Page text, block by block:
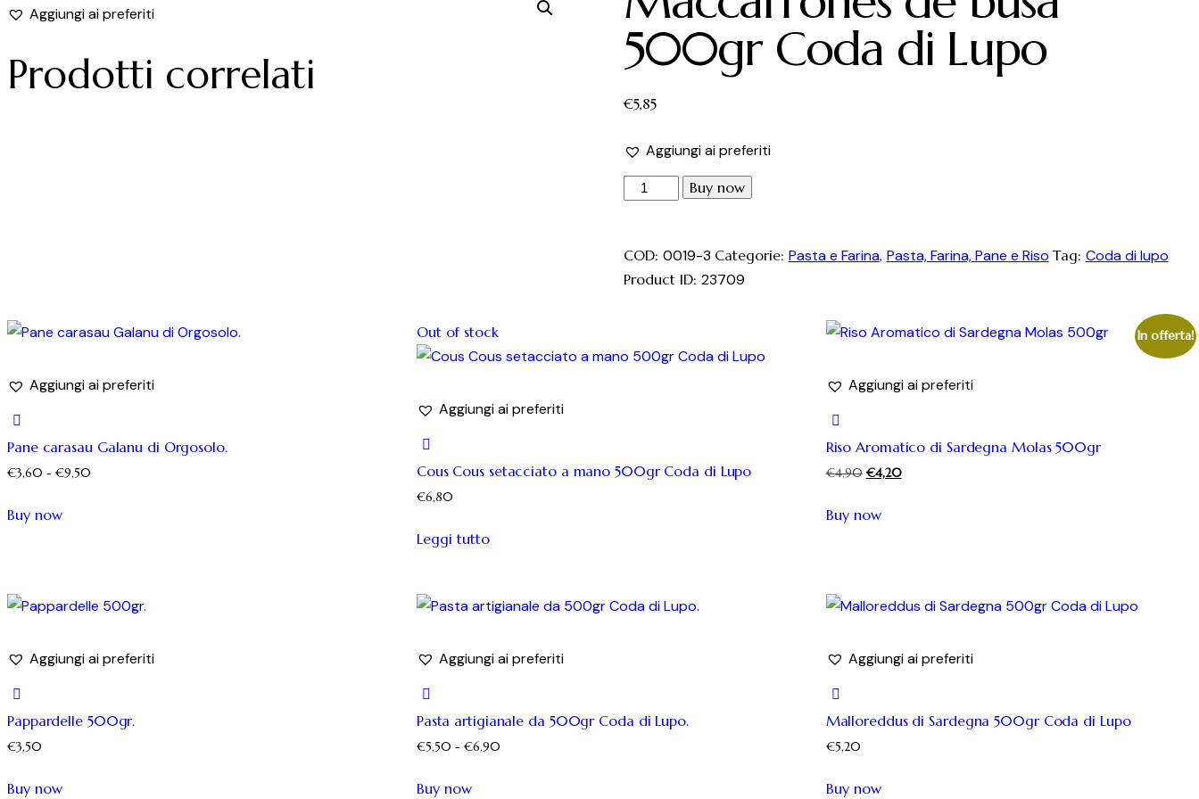
Aggiungi ai preferiti
500gr Coda di Lupo
€5,85
Aggiungi ai preferiti
Buy now
COD: 0019-3 Categorie: Pasta e Farina, Pasta, Farina, Pane e Riso Tag: Coda di lupo
Product ID: 23709
Prodotti correlati
Aggiungi ai preferiti
Pane carasau Galanu di Orgosolo.
€3,60 - €9,50
Buy now
Out of stock
Aggiungi ai preferiti
Cous Cous setacciato a mano 500gr Coda di Lupo
€6,80
Leggi tutto
In offerta!
Aggiungi ai preferiti
Riso Aromatico di Sardegna Molas 500gr
€4,90 €4,20
Buy now
Aggiungi ai preferiti
Pappardelle 500gr.
€3,50
Buy now
Aggiungi ai preferiti
Pasta artigianale da 500gr Coda di Lupo.
€5,50 - €6,90
Buy now
Aggiungi ai preferiti
Malloreddus di Sardegna 500gr Coda di Lupo
€5,20
Buy now